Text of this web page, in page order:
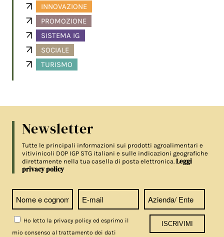
INNOVAZIONE
PROMOZIONE
SISTEMA IG
SOCIALE
TURISMO
Newsletter
Tutte le principali informazioni sui prodotti agroalimentari e
vitivinicoli DOP IGP STG italiani e sulle indicazioni geografiche
direttamente nella tua casella di posta elettronica.Leggi
privacy policy
Ho letto la privacy policy ed esprimo il
mio consenso al trattamento dei dati